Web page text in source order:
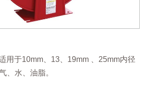
用于10mm、13、19mm 、25mm内径
、水、油脂。